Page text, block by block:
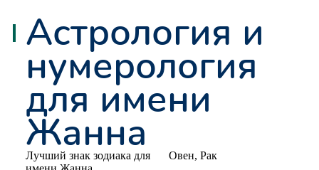
Астрология и
нумерология
для имени
Жанна
Лучший знак зодиака для
Овен, Рак